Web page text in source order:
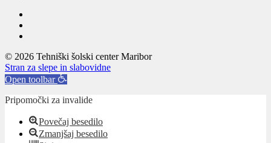
© 2026 Tehniški šolski center Maribor
Stran za slepe in slabovidne
Open toolbar
Pripomočki za invalide
Povečaj besedilo
Zmanjšaj besedilo